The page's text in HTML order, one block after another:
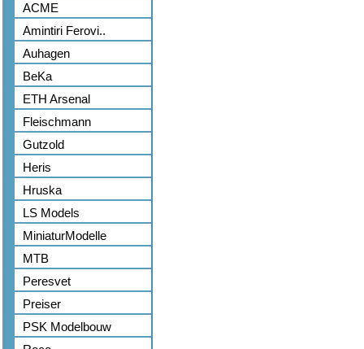
ACME
Amintiri Ferovi..
Auhagen
BeKa
ETH Arsenal
Fleischmann
Gutzold
Heris
Hruska
LS Models
MiniaturModelle
MTB
Peresvet
Preiser
PSK Modelbouw